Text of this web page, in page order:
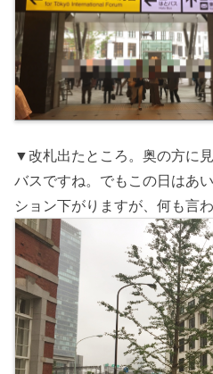
▼改札出たところ。奥の方に
バスですね。でもこの日はあ
ション下がりますが、何も言